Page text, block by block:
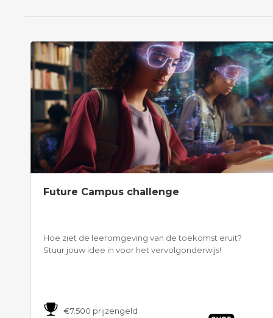
Future Campus challenge
Hoe ziet de leeromgeving van de toekomst eruit?
Stuur jouw idee in voor het vervolgonderwijs!
€7.500 prijzengeld